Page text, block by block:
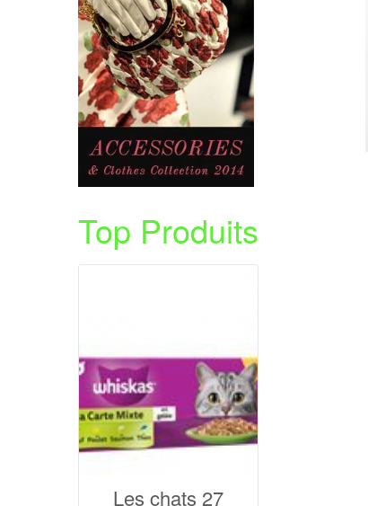
Top Produits
Les chats 27
Ajouter au panier
Voir les détails
Ajouter au panier
Voir les détails